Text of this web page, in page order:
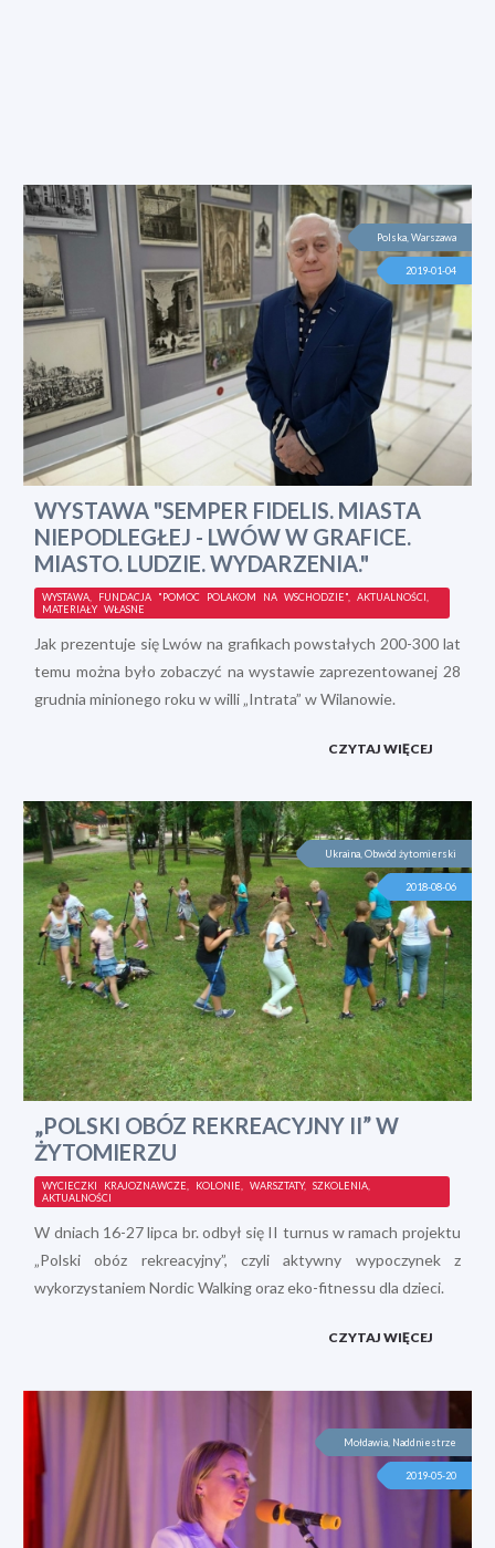
Polska, Warszawa
2019-01-04
WYSTAWA "SEMPER FIDELIS. MIASTA
NIEPODLEGŁEJ - LWÓW W GRAFICE.
MIASTO. LUDZIE. WYDARZENIA."
WYSTAWA, FUNDACJA "POMOC POLAKOM NA WSCHODZIE", AKTUALNOŚCI,
MATERIAŁY WŁASNE
Jak prezentuje się Lwów na grafikach powstałych 200-300 lat
temu można było zobaczyć na wystawie zaprezentowanej 28
grudnia minionego roku w willi „Intrata” w Wilanowie.
CZYTAJ WIĘCEJ
Ukraina, Obwód żytomierski
2018-08-06
„POLSKI OBÓZ REKREACYJNY II” W
ŻYTOMIERZU
WYCIECZKI KRAJOZNAWCZE, KOLONIE, WARSZTATY, SZKOLENIA,
AKTUALNOŚCI
W dniach 16-27 lipca br. odbył się II turnus w ramach projektu
„Polski obóz rekreacyjny”, czyli aktywny wypoczynek z
wykorzystaniem Nordic Walking oraz eko-fitnessu dla dzieci.
CZYTAJ WIĘCEJ
Mołdawia, Naddniestrze
2019-05-20